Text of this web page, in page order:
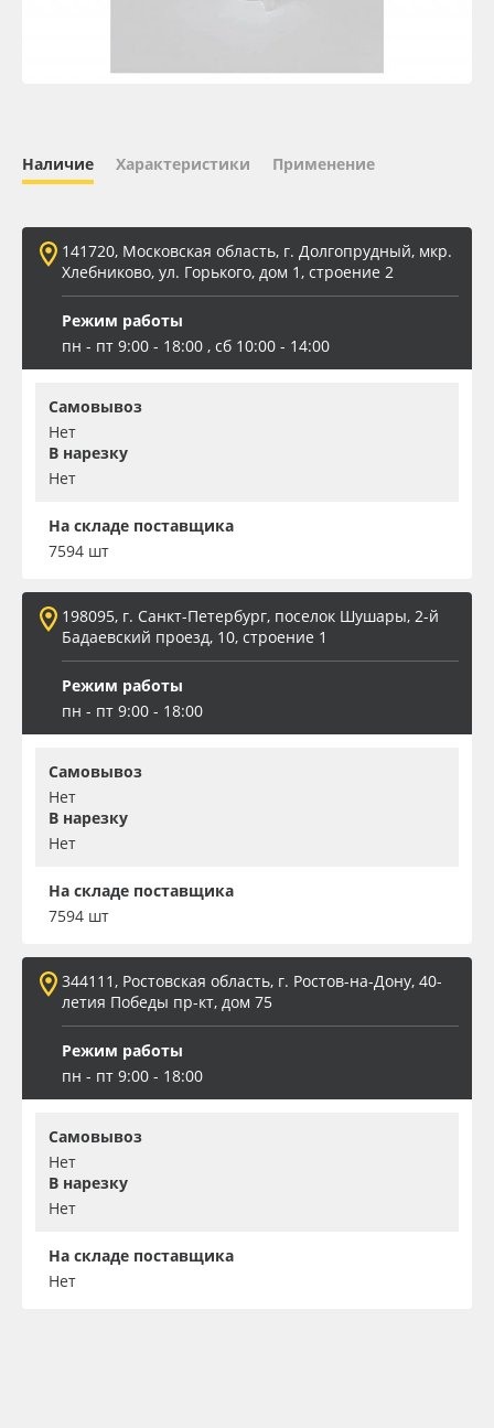
ПЭТ бэклит
Вспененный ПВХ
Заготовки для сувениров
Наличие Характеристики Применение
141720, Московская область, г. Долгопрудный, мкр.
Хлебниково, ул. Горького, дом 1, строение 2
Режим работы
пн - пт 9:00 - 18:00 , сб 10:00 - 14:00
Самовывоз
Нет
В нарезку
Нет
На складе поставщика
7594 шт
198095, г. Санкт-Петербург, поселок Шушары, 2-й
Бадаевский проезд, 10, строение 1
Режим работы
пн - пт 9:00 - 18:00
Самовывоз
Нет
В нарезку
Нет
На складе поставщика
7594 шт
344111, Ростовская область, г. Ростов-на-Дону, 40-
летия Победы пр-кт, дом 75
Режим работы
пн - пт 9:00 - 18:00
Самовывоз
Нет
В нарезку
Нет
На складе поставщика
Нет